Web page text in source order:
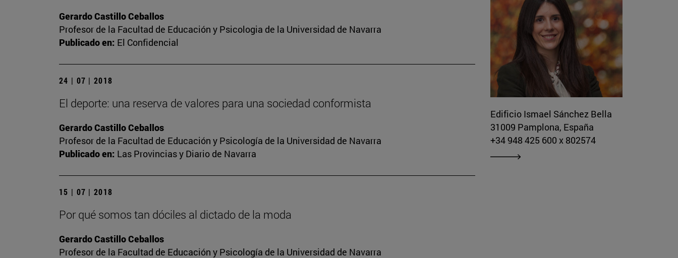
Gerardo Castillo Ceballos
Profesor de la Facultad de Educación y Psicologia de la Universidad de Navarra
Publicado en: El Confidencial
24 | 07 | 2018
El deporte: una reserva de valores para una sociedad conformista
Gerardo Castillo Ceballos
Profesor de la Facultad de Educación y Psicología de la Universidad de Navarra
Publicado en: Las Provincias y Diario de Navarra
15 | 07 | 2018
Por qué somos tan dóciles al dictado de la moda
Gerardo Castillo Ceballos
Profesor de la Facultad de Educación y Psicología de la Universidad de Navarra
Edificio Ismael Sánchez Bella
31009 Pamplona, España
+34 948 425 600 x 802574